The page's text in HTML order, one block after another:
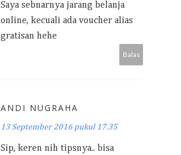
Saya sebnarnya jarang belanja
online, kecuali ada voucher alias
gratisan hehe
Balas
ANDI NUGRAHA
13 September 2016 pukul 17.35
Sip, keren nih tipsnya.. bisa